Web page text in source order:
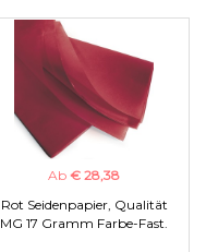
Ab € 28,38
Rot Seidenpapier, Qualität
MG 17 Gramm Farbe-Fast.